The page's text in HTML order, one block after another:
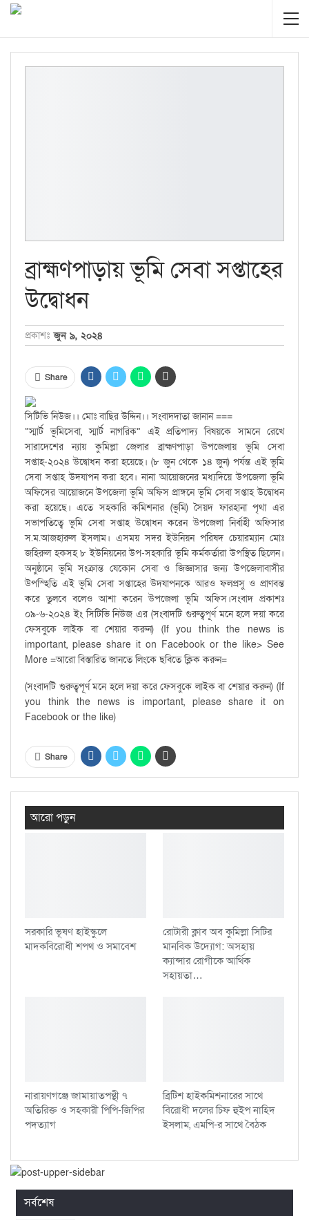
ব্রাহ্মণপাড়ায় ভূমি সেবা সপ্তাহের
উদ্বোধন
প্রকাশঃ জুন ৯, ২০২৪
Share
সিটিভি নিউজ।। মোঃ বাছির উদ্দিন।। সংবাদদাতা জানান ===
“স্মার্ট ভূমিসেবা, স্মার্ট নাগরিক” এই প্রতিপাদ্য বিষয়কে সামনে রেখে
সারাদেশের ন্যায় কুমিল্লা জেলার ব্রাহ্মণপাড়া উপজেলায় ভূমি সেবা
সপ্তাহ-২০২৪ উদ্বোধন করা হয়েছে। (৮ জুন থেকে ১৪ জুন) পর্যন্ত এই ভূমি
সেবা সপ্তাহ উদযাপন করা হবে। নানা আয়োজনের মধ্যদিয়ে উপজেলা ভূমি
অফিসের আয়োজনে উপজেলা ভূমি অফিস প্রাঙ্গনে ভূমি সেবা সপ্তাহ উদ্বোধন
করা হয়েছে। এতে সহকারি কমিশনার (ভূমি) সৈয়দ ফারহানা পৃথা এর
সভাপতিত্বে ভূমি সেবা সপ্তাহ উদ্বোধন করেন উপজেলা নির্বাহী অফিসার
স.ম.আজহারুল ইসলাম। এসময় সদর ইউনিয়ন পরিষদ চেয়ারম্যান মোঃ
জহিরুল হকসহ ৮ ইউনিয়নের উপ-সহকারি ভূমি কর্মকর্তারা উপস্থিত ছিলেন।
অনুষ্ঠানে ভূমি সংক্রান্ত যেকোন সেবা ও জিজ্ঞাসার জন্য উপজেলাবাসীর
উপস্হিতি এই ভূমি সেবা সপ্তাহের উদযাপনকে আরও ফলপ্রসু ও প্রাণবন্ত
করে তুলবে বলেও আশা করেন উপজেলা ভূমি অফিস।সংবাদ প্রকাশঃ
০৯-৬-২০২৪ ইং সিটিভি নিউজ এর (সংবাদটি গুরুত্বপূর্ণ মনে হলে দয়া করে
ফেসবুকে লাইক বা শেয়ার করুন) (If you think the news is
important, please share it on Facebook or the like> See
More =আরো বিস্তারিত জানতে লিংকে ছবিতে ক্লিক করুন=
(সংবাদটি গুরুত্বপূর্ণ মনে হলে দয়া করে ফেসবুকে লাইক বা শেয়ার করুন) (If
you think the news is important, please share it on
Facebook or the like)
Share
আরো পড়ুন
সরকারি ভূষণ হাইস্কুলে
মাদকবিরোধী শপথ ও সমাবেশ
রোটারী ক্লাব অব কুমিল্লা সিটির
মানবিক উদ্যোগ: অসহায়
ক্যান্সার রোগীকে আর্থিক
সহায়তা…
নারায়ণগঞ্জে জামায়াতপন্থী ৭
অতিরিক্ত ও সহকারী পিপি-জিপির
পদত্যাগ
ব্রিটিশ হাইকমিশনারের সাথে
বিরোধী দলের চিফ হুইপ নাহিদ
ইসলাম, এমপি-র সাথে বৈঠক
সর্বশেষ